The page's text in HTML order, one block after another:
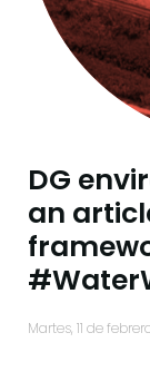
DG
an
martes, 11 de